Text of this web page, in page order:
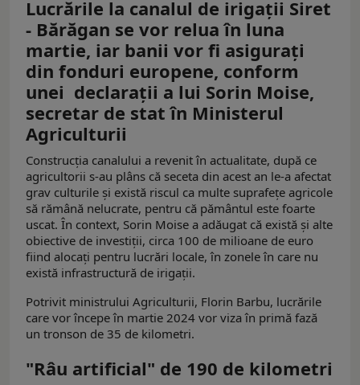
Lucrările la canalul de irigaţii Siret
- Bărăgan se vor relua în luna
martie, iar banii vor fi asiguraţi
din fonduri europene, conform
unei declaraţii a lui Sorin Moise,
secretar de stat în Ministerul
Agriculturii
Construcţia canalului a revenit în actualitate, după ce
agricultorii s-au plâns că seceta din acest an le-a afectat
grav culturile şi există riscul ca multe suprafeţe agricole
să rămână nelucrate, pentru că pământul este foarte
uscat. În context, Sorin Moise a adăugat că există şi alte
obiective de investiţii, circa 100 de milioane de euro
fiind alocaţi pentru lucrări locale, în zonele în care nu
există infrastructură de irigaţii.
Potrivit ministrului Agriculturii, Florin Barbu, lucrările
care vor începe în martie 2024 vor viza în primă fază
un tronson de 35 de kilometri.
"Râu artificial" de 190 de kilometri